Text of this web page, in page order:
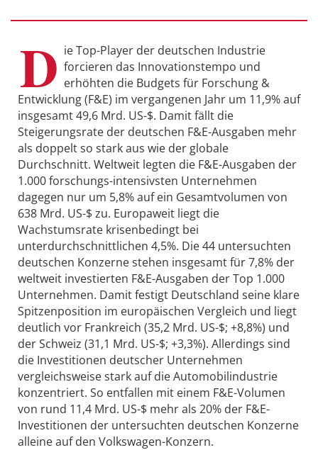
D ie Top-Player der deutschen Industrie
forcieren das Innovationstempo und
erhöhten die Budgets für Forschung &
Entwicklung (F&E) im vergangenen Jahr um 11,9% auf
insgesamt 49,6 Mrd. US-$. Damit fällt die
Steigerungsrate der deutschen F&E-Ausgaben mehr
als doppelt so stark aus wie der globale
Durchschnitt. Weltweit legten die F&E-Ausgaben der
1.000 forschungs-intensivsten Unternehmen
dagegen nur um 5,8% auf ein Gesamtvolumen von
638 Mrd. US-$ zu. Europaweit liegt die
Wachstumsrate krisenbedingt bei
unterdurchschnittlichen 4,5%. Die 44 untersuchten
deutschen Konzerne stehen insgesamt für 7,8% der
weltweit investierten F&E-Ausgaben der Top 1.000
Unternehmen. Damit festigt Deutschland seine klare
Spitzenposition im europäischen Vergleich und liegt
deutlich vor Frankreich (35,2 Mrd. US-$; +8,8%) und
der Schweiz (31,1 Mrd. US-$; +3,3%). Allerdings sind
die Investitionen deutscher Unternehmen
vergleichsweise stark auf die Automobilindustrie
konzentriert. So entfallen mit einem F&E-Volumen
von rund 11,4 Mrd. US-$ mehr als 20% der F&E-
Investitionen der untersuchten deutschen Konzerne
alleine auf den Volkswagen-Konzern.